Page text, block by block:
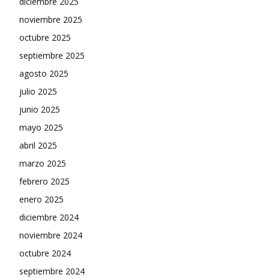
noviembre 2025
octubre 2025
septiembre 2025
agosto 2025
julio 2025
junio 2025
mayo 2025
abril 2025
marzo 2025
febrero 2025
enero 2025
diciembre 2024
noviembre 2024
octubre 2024
septiembre 2024